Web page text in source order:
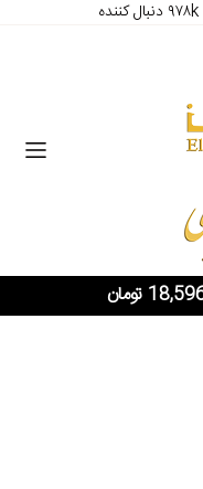
۹۷۸k دنبال کننده